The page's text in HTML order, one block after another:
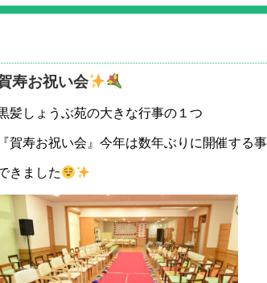
寿お祝い会
髪しょうぶ苑の大きな行事の１つ
『賀寿お祝い会』今年は数年ぶりに開催する
きました